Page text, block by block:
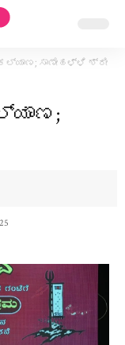
ಸಾಣೇಹಳ್ಳಿ ಶ್ರೀ